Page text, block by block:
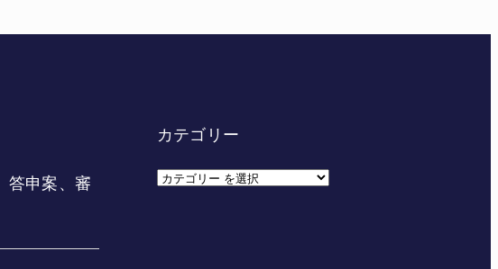
カテゴリー
カ